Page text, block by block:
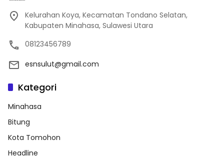
Kelurahan Koya, Kecamatan Tondano Selatan,
Kabupaten Minahasa, Sulawesi Utara
08123456789
esnsulut@gmail.com
Kategori
Minahasa
Bitung
Kota Tomohon
Headline